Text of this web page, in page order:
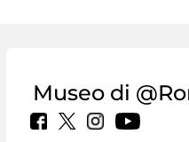
Museo di